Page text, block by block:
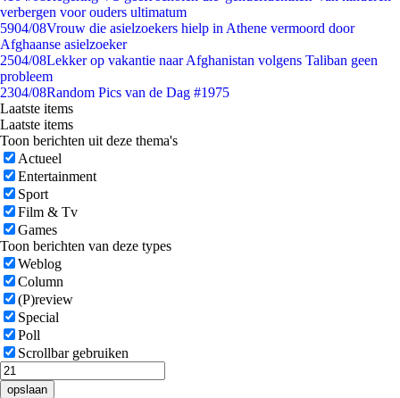
verbergen voor ouders ultimatum
5904/08Vrouw die asielzoekers hielp in Athene vermoord door
Afghaanse asielzoeker
2504/08Lekker op vakantie naar Afghanistan volgens Taliban geen
probleem
2304/08Random Pics van de Dag #1975
Laatste items
Laatste items
Toon berichten uit deze thema's
Actueel
Entertainment
Sport
Film & Tv
Games
Toon berichten van deze types
Weblog
Column
(P)review
Special
Poll
Scrollbar gebruiken
opslaan